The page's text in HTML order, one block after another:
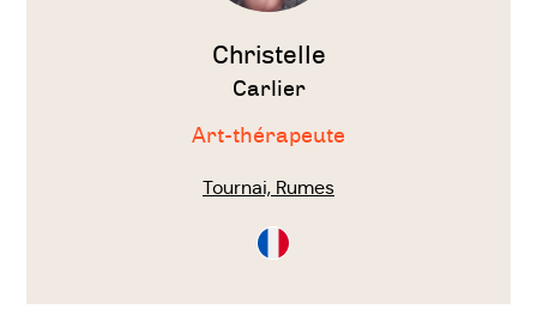
Christelle
Carlier
Art-thérapeute
Tournai, Rumes
Consultation
en